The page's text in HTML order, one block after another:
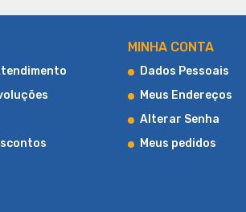
MINHA CONTA
Dados Pessoais
Meus Endereços
Alterar Senha
Meus pedidos